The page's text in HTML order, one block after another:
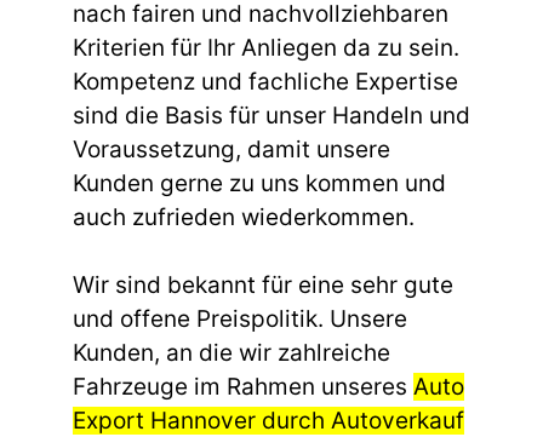
nach fairen und nachvollziehbaren
Kriterien für Ihr Anliegen da zu sein.
Kompetenz und fachliche Expertise
sind die Basis für unser Handeln und
Voraussetzung, damit unsere
Kunden gerne zu uns kommen und
auch zufrieden wiederkommen.
Wir sind bekannt für eine sehr gute
und offene Preispolitik. Unsere
Kunden, an die wir zahlreiche
Fahrzeuge im Rahmen unseres Auto
Export Hannover durch Autoverkauf